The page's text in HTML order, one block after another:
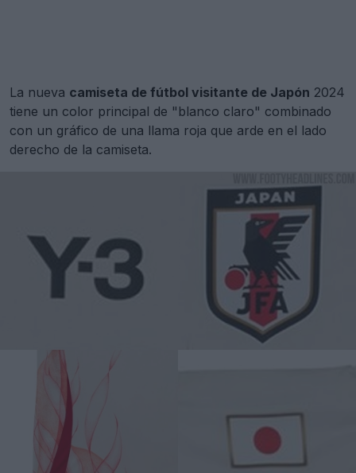
La nueva camiseta de fútbol visitante de Japón 2024
tiene un color principal de "blanco claro" combinado
con un gráfico de una llama roja que arde en el lado
derecho de la camiseta.